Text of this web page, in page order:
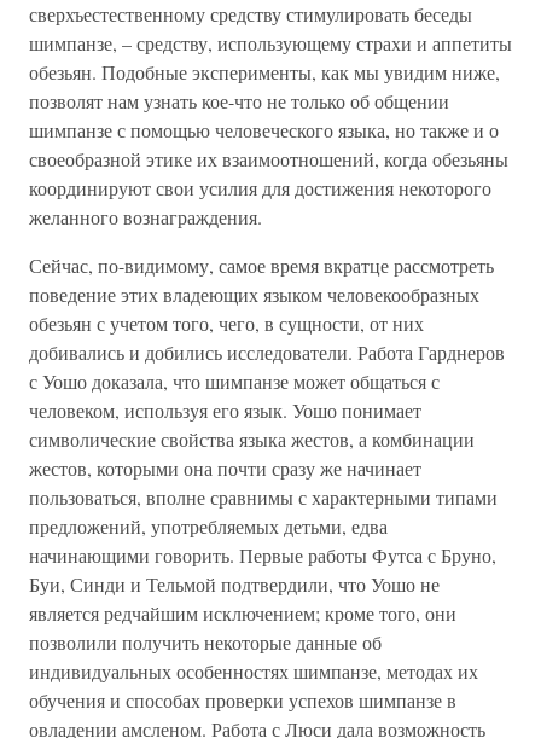
сверхъестественному средству стимулировать беседы
шимпанзе, – средству, использующему страхи и аппетиты
обезьян. Подобные эксперименты, как мы увидим ниже,
позволят нам узнать кое-что не только об общении
шимпанзе с помощью человеческого языка, но также и о
своеобразной этике их взаимоотношений, когда обезьяны
координируют свои усилия для достижения некоторого
желанного вознаграждения.
Сейчас, по-видимому, самое время вкратце рассмотреть
поведение этих владеющих языком человекообразных
обезьян с учетом того, чего, в сущности, от них
добивались и добились исследователи. Работа Гарднеров
с Уошо доказала, что шимпанзе может общаться с
человеком, используя его язык. Уошо понимает
символические свойства языка жестов, а комбинации
жестов, которыми она почти сразу же начинает
пользоваться, вполне сравнимы с характерными типами
предложений, употребляемых детьми, едва
начинающими говорить. Первые работы Футса с Бруно,
Буи, Синди и Тельмой подтвердили, что Уошо не
является редчайшим исключением; кроме того, они
позволили получить некоторые данные об
индивидуальных особенностях шимпанзе, методах их
обучения и способах проверки успехов шимпанзе в
овладении амсленом. Работа с Люси дала возможность